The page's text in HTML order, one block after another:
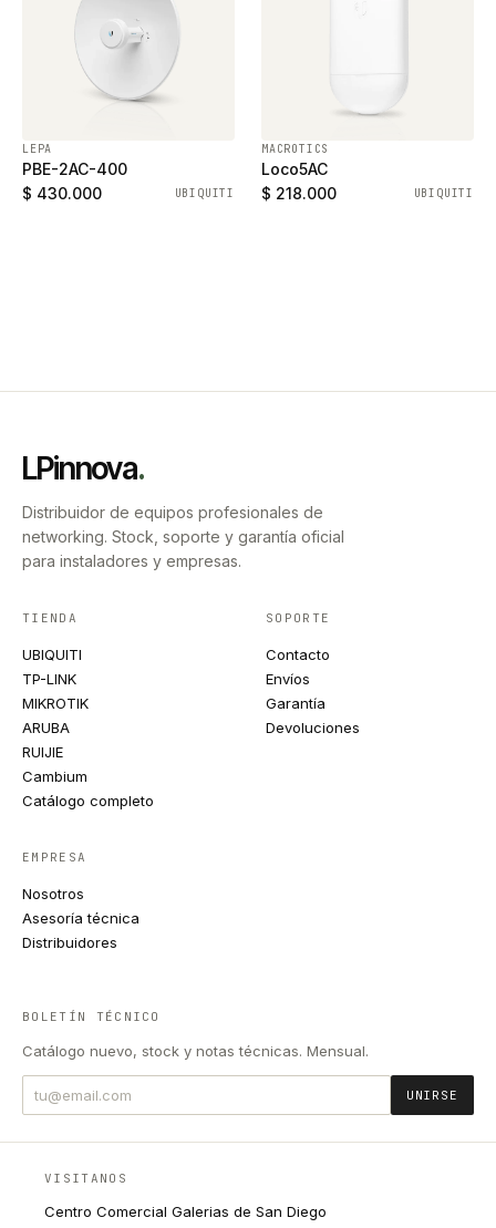
LEPA
PBE-2AC-400
$ 430.000
UBIQUITI
MACROTICS
Loco5AC
$ 218.000
UBIQUITI
LPinnova.
Distribuidor de equipos profesionales de
networking. Stock, soporte y garantía oficial
para instaladores y empresas.
TIENDA
UBIQUITI
TP-LINK
MIKROTIK
ARUBA
RUIJIE
Cambium
Catálogo completo
SOPORTE
Contacto
Envíos
Garantía
Devoluciones
EMPRESA
Nosotros
Asesoría técnica
Distribuidores
BOLETÍN TÉCNICO
Catálogo nuevo, stock y notas técnicas. Mensual.
UNIRSE
VISITANOS
Centro Comercial Galerias de San Diego